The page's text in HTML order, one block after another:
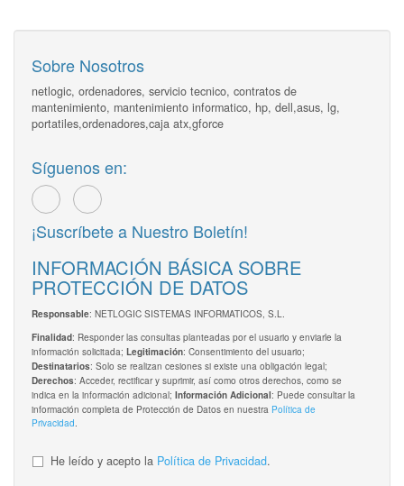
Sobre Nosotros
netlogic, ordenadores, servicio tecnico, contratos de
mantenimiento, mantenimiento informatico, hp, dell,asus, lg,
portatiles,ordenadores,caja atx,gforce
Síguenos en:
¡Suscríbete a Nuestro Boletín!
INFORMACIÓN BÁSICA SOBRE
PROTECCIÓN DE DATOS
Responsable: NETLOGIC SISTEMAS INFORMATICOS, S.L.
Finalidad: Responder las consultas planteadas por el usuario y enviarle la
información solicitada; Legitimación: Consentimiento del usuario;
Destinatarios: Solo se realizan cesiones si existe una obligación legal;
Derechos: Acceder, rectificar y suprimir, así como otros derechos, como se
indica en la información adicional; Información Adicional: Puede consultar la
información completa de Protección de Datos en nuestra Política de
Privacidad.
He leído y acepto la Política de Privacidad.